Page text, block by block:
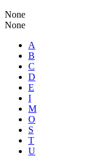
None
None
A
B
C
D
E
I
M
O
S
T
U